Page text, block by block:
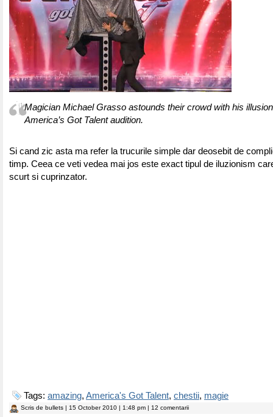
Magician Michael Grasso astounds their crowd with his
America’s Got Talent audition.
Si cand zic asta ma refer la trucurile simple dar deosebit de
timp. Ceea ce veti vedea mai jos este exact tipul de iluzionism
scurt si cuprinzator.
Tags: amazing, America's Got Talent, chestii, magie
Scris de bullets | 15 October 2010 | 1:48 pm | 12 comentarii